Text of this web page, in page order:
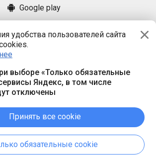
удобства пользователей сайта
выборе «Только обязательные
Яндекс, в том числе
отключены
Принять все cookie
обязательные cookie
Google play
предложений
ООО «ПРАЦА БАЙ»
220114, г. Минск, пр-т Независимости
— круглосуточно. E-mail ООО «ПРАЦА